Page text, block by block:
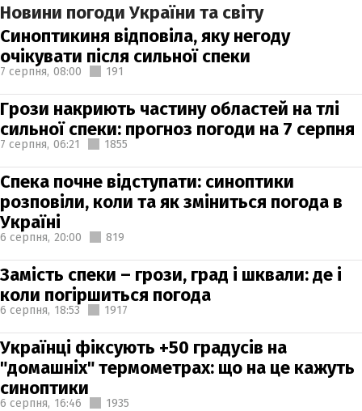
Новини погоди України та світу
Синоптикиня відповіла, яку негоду
очікувати після сильної спеки
7 серпня, 08:00 191
Грози накриють частину областей на тлі
сильної спеки: прогноз погоди на 7 серпня
7 серпня, 06:21 1855
Спека почне відступати: синоптики
розповіли, коли та як зміниться погода в
Україні
6 серпня, 20:00 819
Замість спеки – грози, град і шквали: де і
коли погіршиться погода
6 серпня, 18:53 1917
Українці фіксують +50 градусів на
"домашніх" термометрах: що на це кажуть
синоптики
6 серпня, 16:46 1935